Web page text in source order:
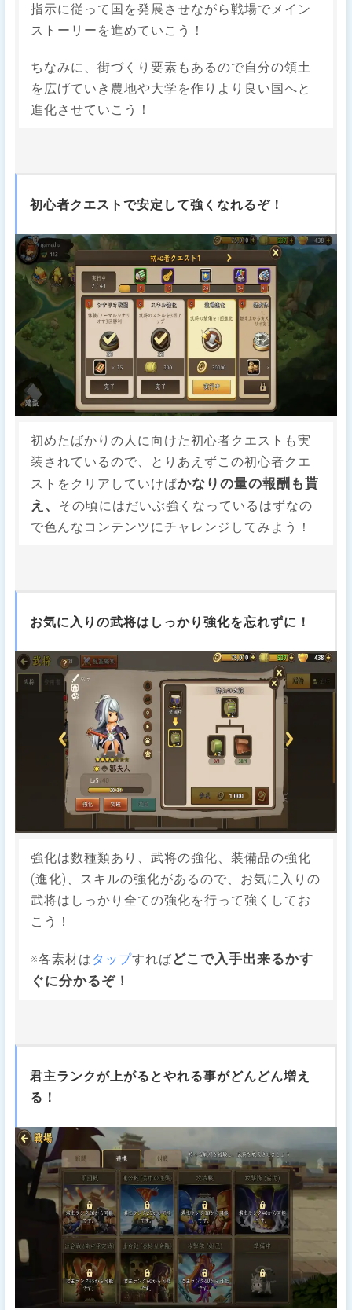
指示に従って国を発展させながら戦場でメイン
ストーリーを進めていこう！
ちなみに、街づくり要素もあるので自分の領土
を広げていき農地や大学を作りより良い国へと
進化させていこう！
初心者クエストで安定して強くなれるぞ！
初めたばかりの人に向けた初心者クエストも実
装されているので、とりあえずこの初心者クエ
ストをクリアしていけばかなりの量の報酬も貰
え、 その頃にはだいぶ強くなっているはずなの
で色んなコンテンツにチャレンジしてみよう！
お気に入りの武将はしっかり強化を忘れずに！
強化は数種類あり、武将の強化、装備品の強化
(進化)、スキルの強化があるので、お気に入りの
武将はしっかり全ての強化を行って強くしてお
こう！
※各素材は タップすればどこで入手出来るかす
ぐに分かるぞ！
君主ランクが上がるとやれる事がどんどん増え
る！